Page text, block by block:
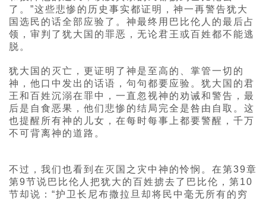
了。”这些悲惨的历史事实都证明，神一再警告犹大
国选民的话全部应验了。神最终用巴比伦人的最后占
领，审判了犹大国的罪恶，无论君王或百姓都不能逃
脱。
犹大国的灭亡，更证明了神是至高的、掌管一切的
神，他口中发出的话语，句句都要应验。犹大国的君
王和百姓沉溺在罪中，一直忽视神的劝诫和警告，最
后是自食恶果，他们悲惨的结局完全是咎由自取。这
也提醒所有神的儿女，在每时每事上都要警醒，千万
不可背离神的道路。
不过，我们也看到在灭国之灾中神的怜悯。在第39章
第9节说巴比伦人把犹大的百姓掳去了巴比伦，第10
节却说：“护卫长尼布撒拉旦却将民中毫无所有的穷